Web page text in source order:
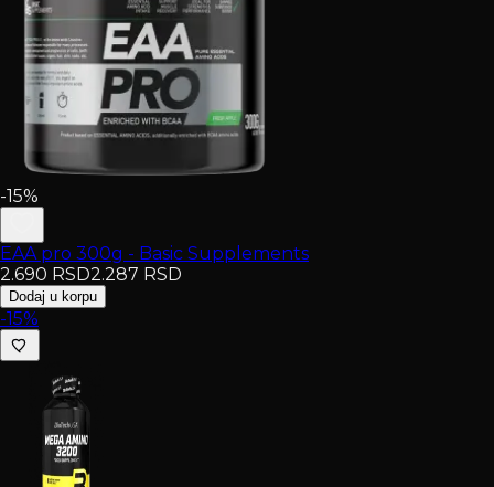
-15%
EAA pro 300g - Basic Supplements
2.690 RSD2.287 RSD
Dodaj u korpu
-15%